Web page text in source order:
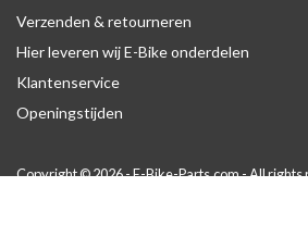
Verzenden & retourneren
Hier leveren wij E-Bike onderdelen
Klantenservice
Openingstijden
Copyright © 2026 - E-Bike-Parts.com - All